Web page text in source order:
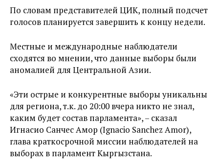
По словам представителей ЦИК, полный подсчет
голосов планируется завершить к концу недели.
Местные и международные наблюдатели
сходятся во мнении, что данные выборы были
аномалией для Центральной Азии.
«Эти острые и конкурентные выборы уникальны
для региона, т.к. до 20:00 вчера никто не знал,
каким будет состав парламента», – сказал
Игнасио Санчес Амор (Ignacio Sanchez Amor),
глава краткосрочной миссии наблюдателей на
выборах в парламент Кыргызстана.